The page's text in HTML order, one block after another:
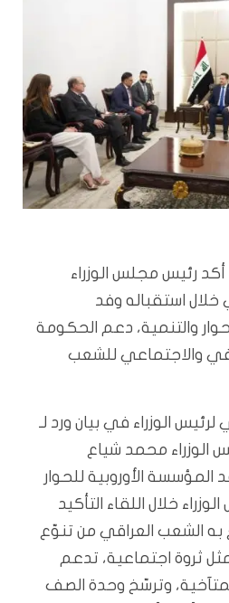
رئيس مجلس الوزراء
استقباله وفد
والتنمية، دعم الحكومة
والاجتماعي للشعب
الوزراء في بيان ورد لـ
الوزراء محمد شياع
المؤسسة الأوروبية للحوار
خلال اللقاء التأكيد
الشعب العراقي من تنوّع
ثروة اجتماعية، تدعم
وترسّخ وحدة الصف